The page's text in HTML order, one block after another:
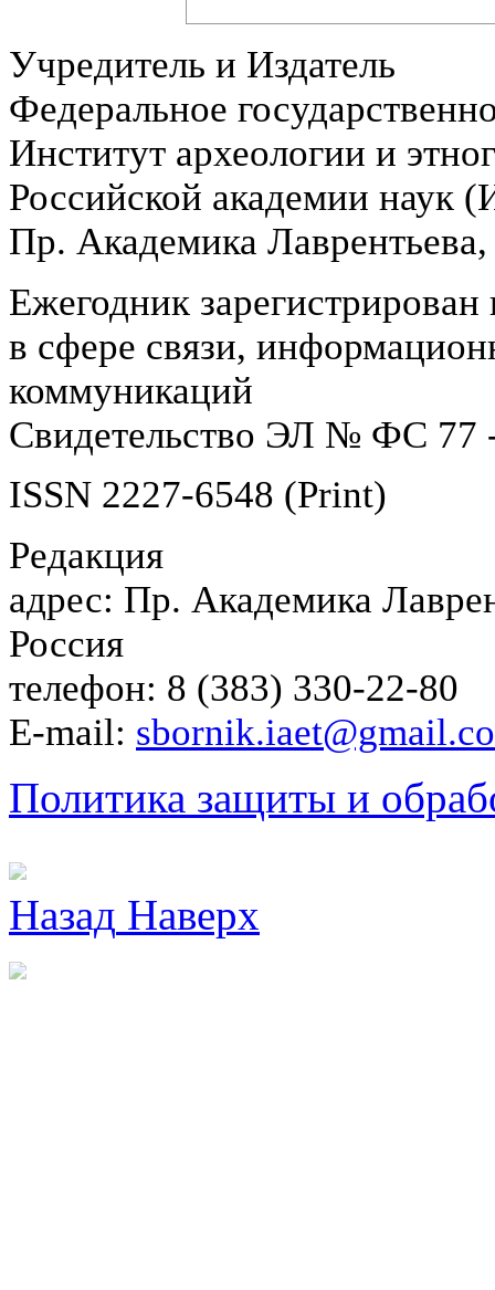
Учредитель и Издатель
Федеральное
Институт археологии и
Российской академии
Пр. Академика
Ежегодник
в сфере связи,
коммуникаций
Свидетельство ЭЛ № ФС 77
ISSN 2227-6548 (Print)
Редакция
адрес: Пр. Академика
Россия
телефон: 8 (383) 330-22-80
E-mail:
Политика защиты и
Назад Наверх